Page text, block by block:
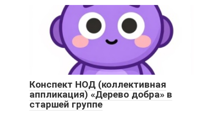
Конспект НОД (коллективная
аппликация) «Дерево добра» в
старшей группе